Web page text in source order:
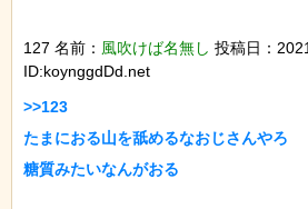
127 名前： 風吹けば名無し 投稿日：
ID:koynggdDd.net
>>123
たまにおる山を舐めるなおじさんやろ
糖質みたいなんがおる